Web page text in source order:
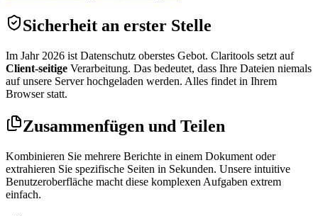
Sicherheit an erster Stelle
Im Jahr 2026 ist Datenschutz oberstes Gebot. Claritools setzt auf
Client-seitige Verarbeitung. Das bedeutet, dass Ihre Dateien niemals
auf unsere Server hochgeladen werden. Alles findet in Ihrem
Browser statt.
Zusammenfügen und Teilen
Kombinieren Sie mehrere Berichte in einem Dokument oder
extrahieren Sie spezifische Seiten in Sekunden. Unsere intuitive
Benutzeroberfläche macht diese komplexen Aufgaben extrem
einfach.